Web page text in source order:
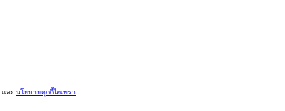
และ นโยบายคุกกี้ไฮเทรา